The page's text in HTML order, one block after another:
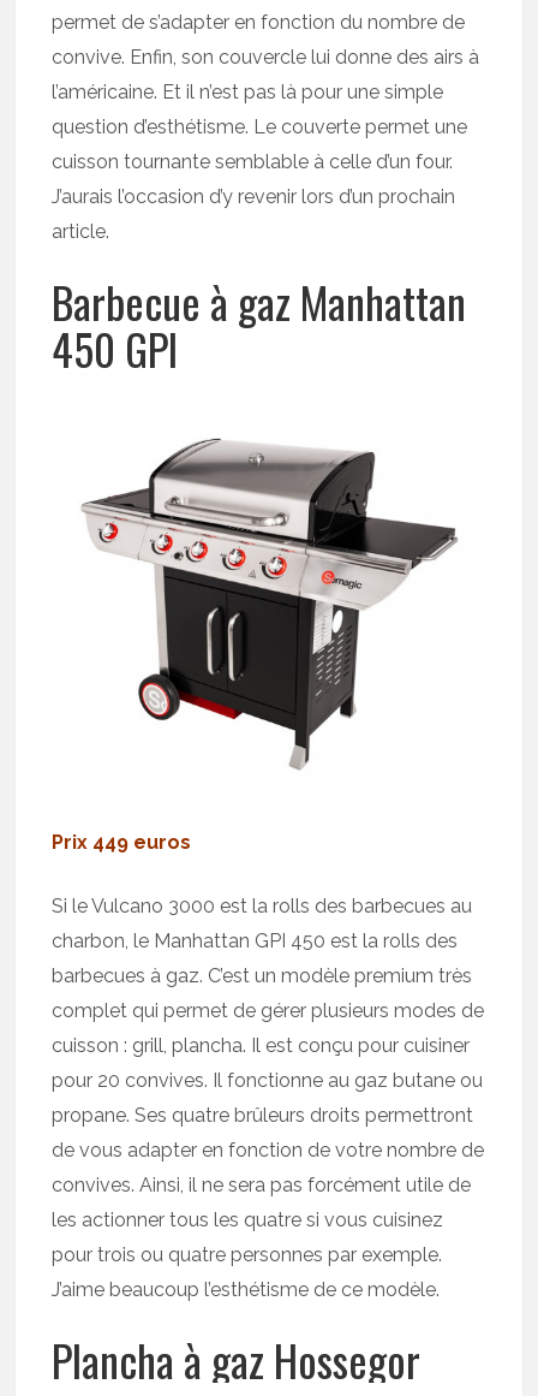
permet de s’adapter en fonction du nombre de
convive. Enfin, son couvercle lui donne des airs à
l’américaine. Et il n’est pas là pour une simple
question d’esthétisme. Le couverte permet une
cuisson tournante semblable à celle d’un four.
J’aurais l’occasion d’y revenir lors d’un prochain
article.
Barbecue à gaz Manhattan
450 GPI
Prix 449 euros
Si le Vulcano 3000 est la rolls des barbecues au
charbon, le Manhattan GPI 450 est la rolls des
barbecues à gaz. C’est un modèle premium très
complet qui permet de gérer plusieurs modes de
cuisson : grill, plancha. Il est conçu pour cuisiner
pour 20 convives. Il fonctionne au gaz butane ou
propane. Ses quatre brûleurs droits permettront
de vous adapter en fonction de votre nombre de
convives. Ainsi, il ne sera pas forcément utile de
les actionner tous les quatre si vous cuisinez
pour trois ou quatre personnes par exemple.
J’aime beaucoup l’esthétisme de ce modèle.
Plancha à gaz Hossegor